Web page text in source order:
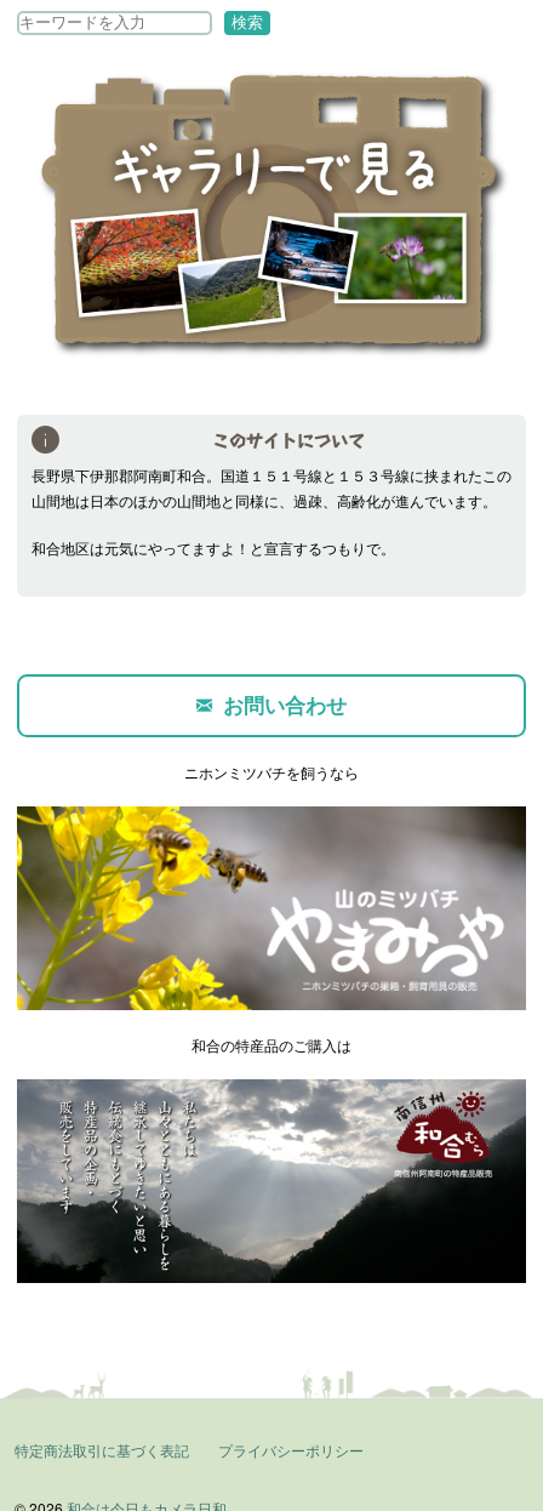
検
検索
このサイトについて
長野県下伊那郡阿南町和合。国道１５１号線と１５３号線に挟まれたこの
山間地は日本のほかの山間地と同様に、過疎、高齢化が進んでいます。
和合地区は元気にやってますよ！と宣言するつもりで。
お問い合わせ
ニホンミツバチを飼うなら
和合の特産品のご購入は
特定商法取引に基づく表記 プライバシーポリシー